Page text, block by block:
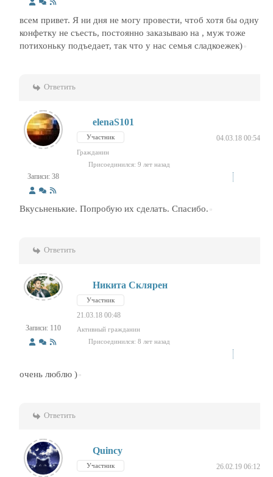
всем привет. Я ни дня не могу провести, чтоб хотя бы одну
конфетку не съесть, постоянно заказываю на , муж тоже
потихоньку подъедает, так что у нас семья сладкоежек)
Ответить
Записи: 38
elenaS101
Участник 04.03.18 00:54
Гражданин
Присоединился: 9 лет назад
Вкусьненькие. Попробую их сделать. Спасибо.
Ответить
Записи: 110
Никита Склярен
Участник
21.03.18 00:48
Активный гражданин
Присоединился: 8 лет назад
очень люблю )
Ответить
Quincy
Участник 26.02.19 06:12